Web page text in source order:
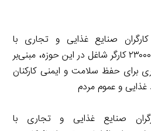
صنایع غذایی و تجاری با
ظرفیت پوشش‌دهی ۲۳۰۰۰ کارگر شاغل در این حوزه، مبنی‌بر
برای حفظ سلامت و ایمنی کارکنان
و عموم مردم
صنایع غذایی و تجاری با